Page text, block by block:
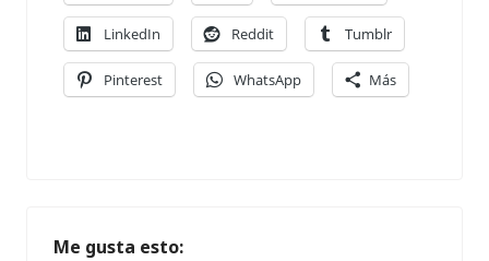
LinkedIn Reddit Tumblr
Pinterest WhatsApp Más
Me gusta esto: